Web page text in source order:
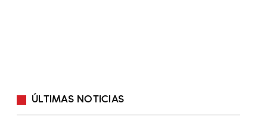
ÚLTIMAS NOTICIAS